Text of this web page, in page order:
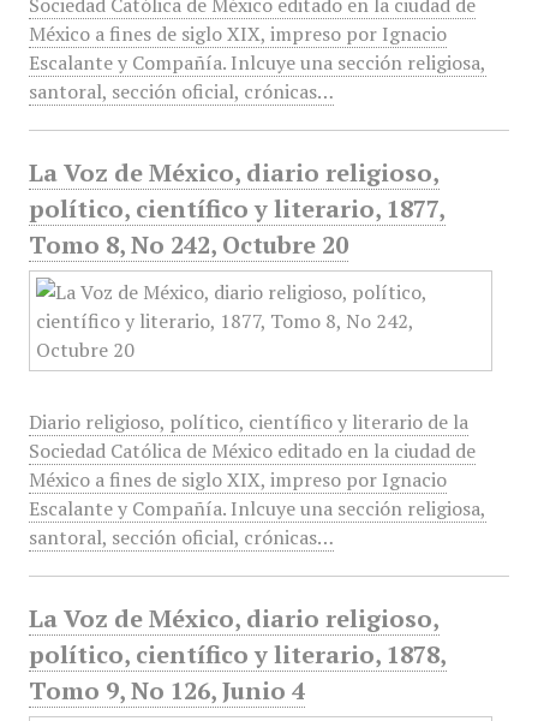
México a fines de siglo XIX, impreso por Ignacio
Escalante y Compañía. Inlcuye una sección religiosa,
santoral, sección oficial, crónicas…
La Voz de México, diario religioso,
político, científico y literario, 1877,
Tomo 8, No 242, Octubre 20
Diario religioso, político, científico y literario de la
Sociedad Católica de México editado en la ciudad de
México a fines de siglo XIX, impreso por Ignacio
Escalante y Compañía. Inlcuye una sección religiosa,
santoral, sección oficial, crónicas…
La Voz de México, diario religioso,
político, científico y literario, 1878,
Tomo 9, No 126, Junio 4